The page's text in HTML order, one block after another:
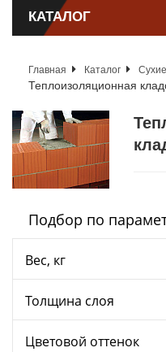
КАТАЛОГ
Главная Каталог
Теплоизоляционная
Подбор по
Вес, кг
Толщина слоя
Цветовой оттенок